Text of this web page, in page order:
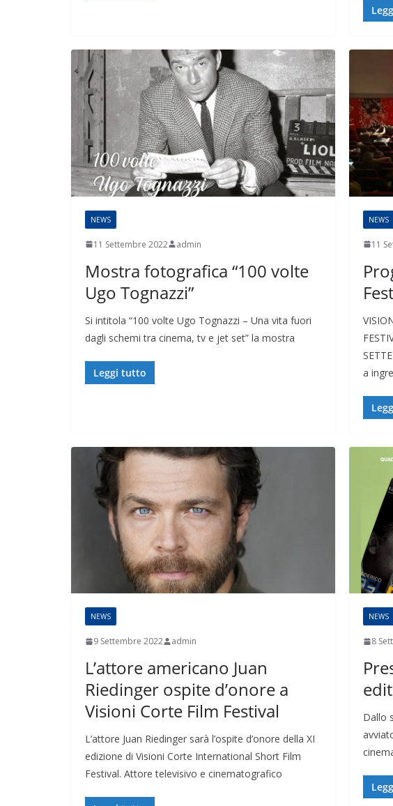
NEWS
11 Settembre 2022 admin
Mostra fotografica “100 volte
Ugo Tognazzi”
Si intitola “100 volte Ugo Tognazzi – Una vita fuori
dagli schemi tra cinema, tv e jet set” la mostra
Leggi tutto
NEWS
11
a
NEWS
9 Settembre 2022 admin
L’attore americano Juan
Riedinger ospite d’onore a
Visioni Corte Film Festival
L’attore Juan Riedinger sarà l’ospite d’onore della XI
edizione di Visioni Corte International Short Film
Festival. Attore televisivo e cinematografico
NEWS
8
Dallo